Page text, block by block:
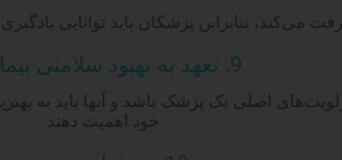
می‌کند، بنابراین پزشکان باید توانایی
9. تعهد به بهبود سلامتی بیماران:
اولویت‌های اصلی یک پزشک باشد و آنها باید به
خود اهمیت دهند.